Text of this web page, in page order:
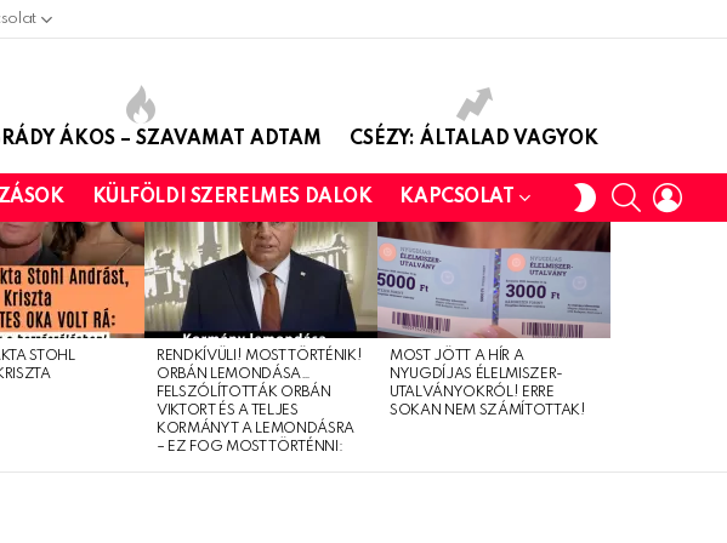
ÁKOS – SZAVAMAT ADTAM CSÉZY: ÁLTALAD VAGYOK
KÜLFÖLDI SZERELMES DALOK KAPCSOLAT
SWITCH
SKIN
SEARCH
STOHL
RENDKÍVÜLI! MOST TÖRTÉNIK!
ORBÁN LEMONDÁSA…
FELSZÓLÍTOTTÁK ORBÁN
VIKTORT ÉS A TELJES
KORMÁNYT A LEMONDÁSRA
– EZ FOG MOST TÖRTÉNNI:
MOST JÖTT A HÍR A
NYUGDÍJAS ÉLELMISZER-
UTALVÁNYOKRÓL! ERRE
SOKAN NEM SZÁMÍTOTTAK!